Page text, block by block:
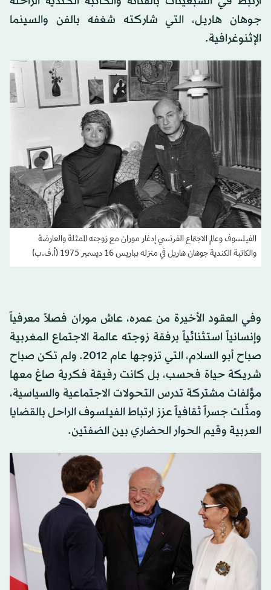
جوهان هاريل، التي شاركته شغفه بالفن والسينما
الإثنوغرافية.
الفيلسوف وعالم الاجتماع الفرنسي إدغار موران مع زوجته الممثلة والعارضة
والكاتبة الكندية جوهان هاريل في منزله بباريس 16 ديسمبر 1975 (أ.ف.ب)
وفي العقود الأخيرة من عمره، عاش موران فصلاً معرفياً
وإنسانياً استثنائياً برفقة زوجته عالمة الاجتماع المغربية
صباح أبو السلام، التي تزوجها عام 2012. ولم تكن صباح
شريكة حياة فحسب، بل كانت رفيقة فكرية صاغ معها
مؤلفات مشتركة تدرس التحولات الاجتماعية والسياسية،
ومثّلت جسراً ثقافياً عزز ارتباط الفيلسوف الراحل بالقضايا
العربية وقيم الحوار الحضاري بين الضفتين.